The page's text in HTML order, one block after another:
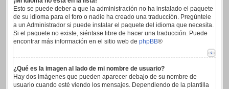
Esto se puede deber a que la administración no ha instalado el paquete
de su idioma para el foro o nadie ha creado una traducción. Pregúntele
a un Administrador si puede instalar el paquete del idioma que necesita.
Si el paquete no existe, siéntase libre de hacer una traducción. Puede
encontrar más información en el sitio web de phpBB®
¿Qué es la imagen al lado de mi nombre de usuario?
Hay dos imágenes que pueden aparecer debajo de su nombre de
usuario cuando esté viendo los mensajes. Dependiendo de la plantilla